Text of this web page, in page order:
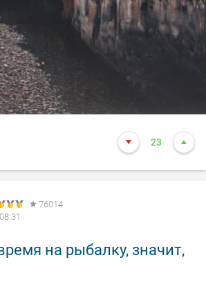
23
76014
на рыбалку, значит,